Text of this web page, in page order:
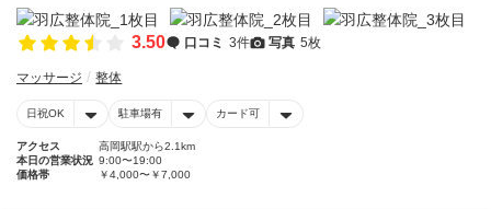
3.50 口コミ 3件 写真 5枚
マッサージ 整体
日祝OK 駐車場有 カード可
アクセス
高岡駅駅から2.1km
本日の営業状況 9:00〜19:00
価格帯
￥4,000〜￥7,000